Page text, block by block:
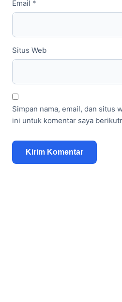
Email *
Situs Web
Simpan nama, email, dan situs
ini untuk komentar saya